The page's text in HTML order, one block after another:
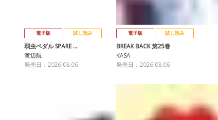
電子版 試し読み
弱虫ペダル SPARE …
渡辺航
発売日：2026.08.06
電子版 試し読み
BREAK BACK 第25巻
KASA
発売日：2026.08.06